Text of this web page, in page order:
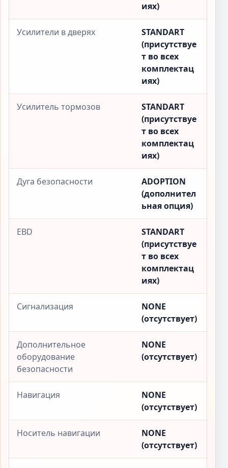
иях)
Усилители в дверях
STANDART
(присутствуе
т во всех
комплектац
иях)
Усилитель тормозов
STANDART
(присутствуе
т во всех
комплектац
иях)
Дуга безопасности
ADOPTION
(дополнител
ьная опция)
EBD
STANDART
(присутствуе
т во всех
комплектац
иях)
Сигнализация
NONE
(отсутствует)
Дополнительное
оборудование
безопасности
NONE
(отсутствует)
Навигация
NONE
(отсутствует)
Носитель навигации
NONE
(отсутствует)